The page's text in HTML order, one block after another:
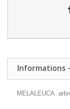
Informations
MELALEUCA